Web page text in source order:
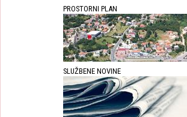
PROSTORNI PLAN
SLUŽBENE NOVINE